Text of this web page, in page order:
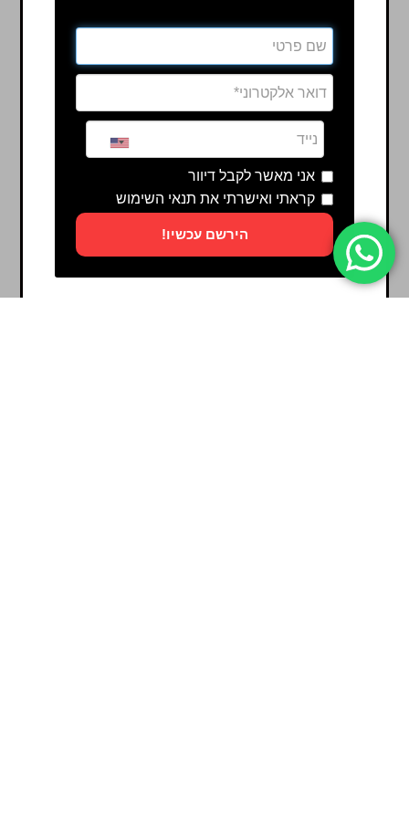
אני מאשר לקבל דיוור
קראתי ואישרתי את תנאי השימוש
הירשם עכשיו!